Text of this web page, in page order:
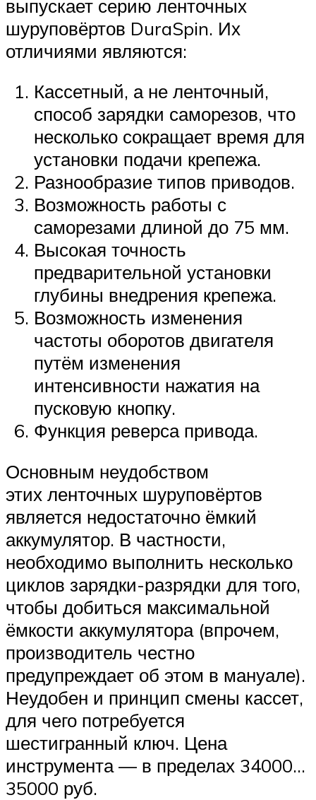
выпускает серию ленточных
шуруповёртов DuraSpin. Их
отличиями являются:
Кассетный, а не ленточный,
способ зарядки саморезов, что
несколько сокращает время для
установки подачи крепежа.
Разнообразие типов приводов.
Возможность работы с
саморезами длиной до 75 мм.
Высокая точность
предварительной установки
глубины внедрения крепежа.
Возможность изменения
частоты оборотов двигателя
путём изменения
интенсивности нажатия на
пусковую кнопку.
Функция реверса привода.
Основным неудобством
этих ленточных шуруповёртов
является недостаточно ёмкий
аккумулятор. В частности,
необходимо выполнить несколько
циклов зарядки-разрядки для того,
чтобы добиться максимальной
ёмкости аккумулятора (впрочем,
производитель честно
предупреждает об этом в мануале).
Неудобен и принцип смены кассет,
для чего потребуется
шестигранный ключ. Цена
инструмента — в пределах 34000…
35000 руб.